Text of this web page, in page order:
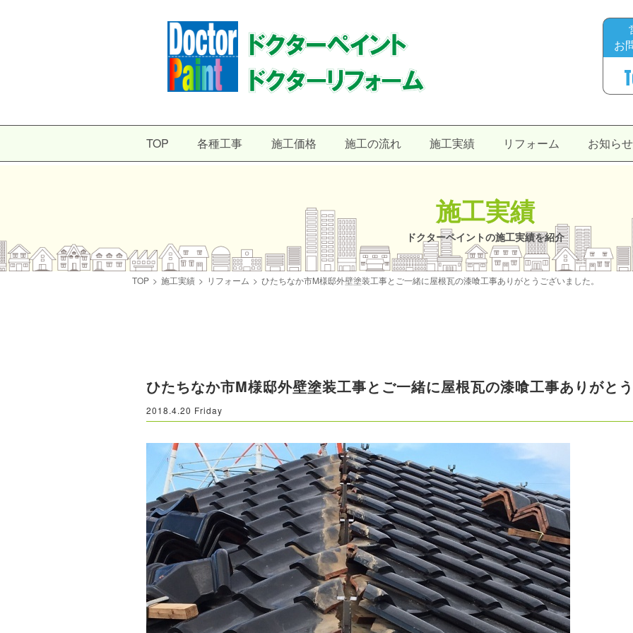
お
TOP 各種工事 施工価格 施工の流れ 施工実績 リフォーム お知らせ
施工実績
ドクターペイントの施工実績を紹介
TOP > 施工実績 > リフォーム > ひたちなか市M様邸外壁塗装工事とご一緒に屋根瓦の漆喰工事ありがとうございました。
ひたちなか市M様邸外壁塗装工事とご一緒に屋根瓦の漆喰工事ありがとう
2018.4.20 Friday